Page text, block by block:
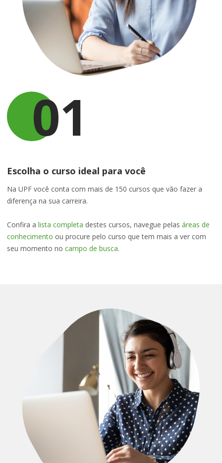
01
Escolha o curso ideal para você
Na UPF você conta com mais de 150 cursos que vão fazer a
diferença na sua carreira.
Confira a lista completa destes cursos, navegue pelas áreas de
conhecimento ou procure pelo curso que tem mais a ver com
seu momento no campo de busca.